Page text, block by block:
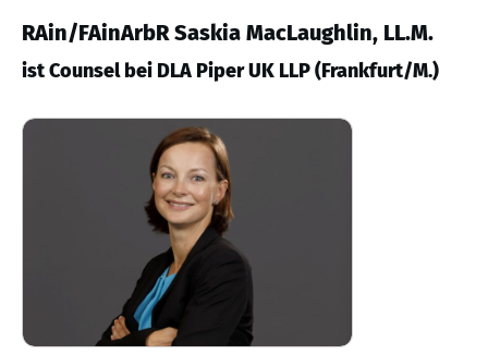
RAin/FAinArbR Saskia MacLaughlin, LL.M.
ist Counsel bei DLA Piper UK LLP (Frankfurt/M.)